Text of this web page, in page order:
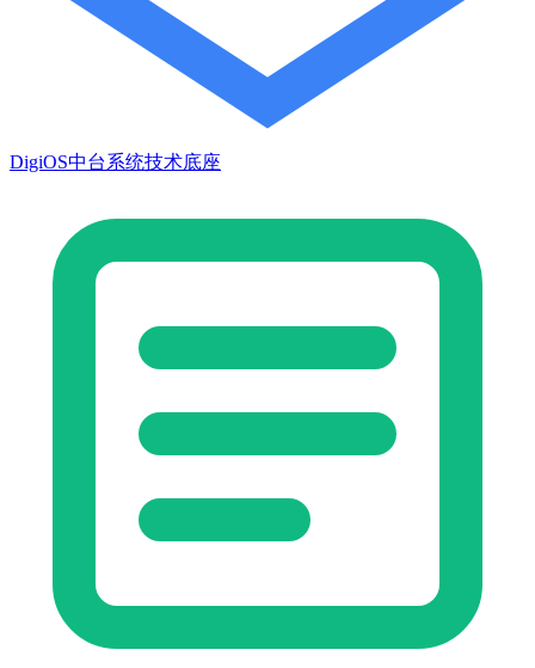
DigiOS中台系统技术底座